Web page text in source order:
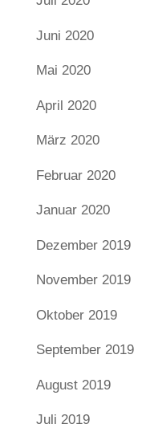
Juni 2020
Mai 2020
April 2020
März 2020
Februar 2020
Januar 2020
Dezember 2019
November 2019
Oktober 2019
September 2019
August 2019
Juli 2019